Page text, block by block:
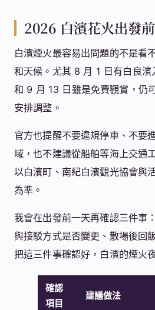
2026 白濱花火出發
白濱煙火最容易出問題的不是看
和天候。尤其 8 月 1 日有白良
和 9 月 13 日雖是免費觀賞，仍
安排調整。
官方也提醒不要違規停車、不要
域，也不建議從船舶等海上交通
以白濱町、南紀白濱觀光協會與
為準。
我會在出發前一天再確認三件事
與接駁方式是否變更、散場後回
把這三件事確認好，白濱的煙火
確認
項目
建議做法